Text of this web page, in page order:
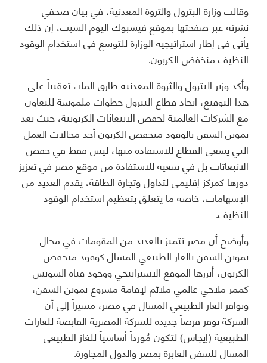
وقالت وزارة البترول والثروة المعدنية، في بيان صحفي
نشرته عبر صفحتها بموقع فيسبوك اليوم السبت، إن ذلك
يأتي في إطار استراتيجية الوزارة للتوسع في استخدام الوقود
النظيف منخفض الكربون.
وأكد وزير البترول والثروة المعدنية طارق الملا، تعقيباً على
هذا التوقيع، اتخاذ قطاع البترول خطوات ملموسة للتعاون
مع الشركات العالمية لخفض الانبعاثات الكربونية، حيث يعد
تموين السفن بالوقود منخفض الكربون أحد مجالات العمل
التي يسعى القطاع للاستفادة منها، ليس فقط في خفض
الانبعاثات بل في سعيه للاستفادة من موقع مصر في تعزيز
دورها كمركز إقليمي لتداول وتجارة الطاقة، يقدم العديد من
الإسهامات، خاصة ما يتعلق بتعظيم استخدام الوقود
النظيف.
وأوضح أن مصر تتميز بالعديد من المقومات في مجال
تموين السفن بالغاز الطبيعي المسال كوقود منخفض
الكربون، أبرزها الموقع الاستراتيجي ووجود قناة السويس
كممر ملاحي عالمي ملائم لإقامة مشروع تموين السفن،
وتوافر الغاز الطبيعي المسال في مصر، مشيراً إلى أن
الشركة توفر فرصاً جديدة للشركة المصرية القابضة للغازات
الطبيعية (إيجاس) لتكون مُورداً أساسياً للغاز الطبيعي
المسال للسفن العابرة بمصر والدول المجاورة.